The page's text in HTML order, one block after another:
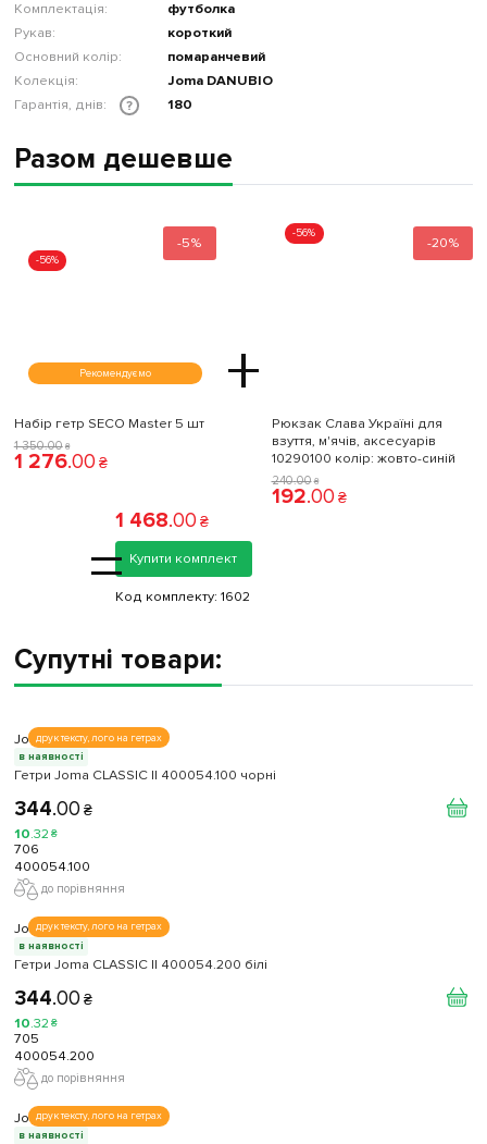
Комплектація:
футболка
Рукав:
короткий
Основний колір:
помаранчевий
Колекція:
Joma DANUBIO
Гарантія, днів:
? 180
Разом дешевше
-5%
Рекомендуємо
-56%
+
Набір гетр SECO Master 5 шт
1 350.00 ₴
1 276.00 ₴
-20%
-56%
Рюкзак Слава Україні для
взуття, м'ячів, аксесуарів
10290100 колiр: жовто-синій
240.00 ₴
192.00 ₴
=
1 468.00 ₴
Купити комплект
Код комплекту: 1602
Супутні товари:
друк тексту, лого на гетрах
Joma
в наявності
Гетри Joma CLASSIC II 400054.100 чорні
344.00 ₴
10.32 ₴
706
400054.100
до порівняння
друк тексту, лого на гетрах
Joma
в наявності
Гетри Joma CLASSIC II 400054.200 білі
344.00 ₴
10.32 ₴
705
400054.200
до порівняння
друк тексту, лого на гетрах
Joma
в наявності